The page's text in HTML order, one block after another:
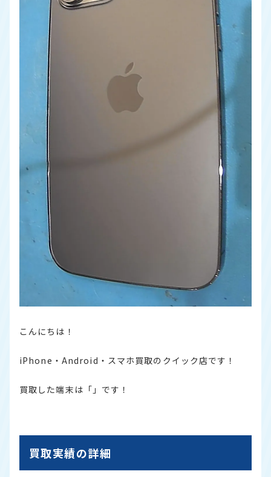
こんにちは！
iPhone・Android・スマホ買取のクイック店です！
買取した端末は「」です！
買取実績の詳細